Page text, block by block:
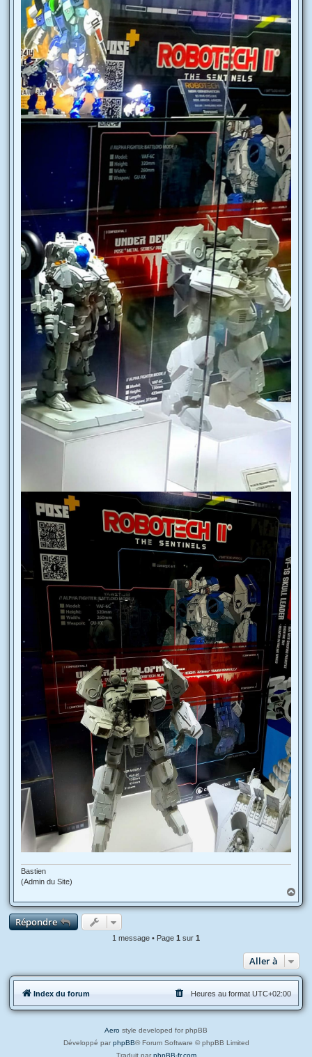
Bastien
(Admin du Site)
a
u
Répondre
1 message • Page 1 sur 1
Aller à
Index du forum Heures au format UTC+02:00
Aero style developed for phpBB
Développé par phpBB® Forum Software © phpBB Limited
Traduit par phpBB-fr.com